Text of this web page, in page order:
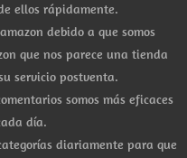
ellos rápidamente.
debido a que somos
que nos parece una tienda
servicio postventa.
somos más eficaces
día.
diariamente para que